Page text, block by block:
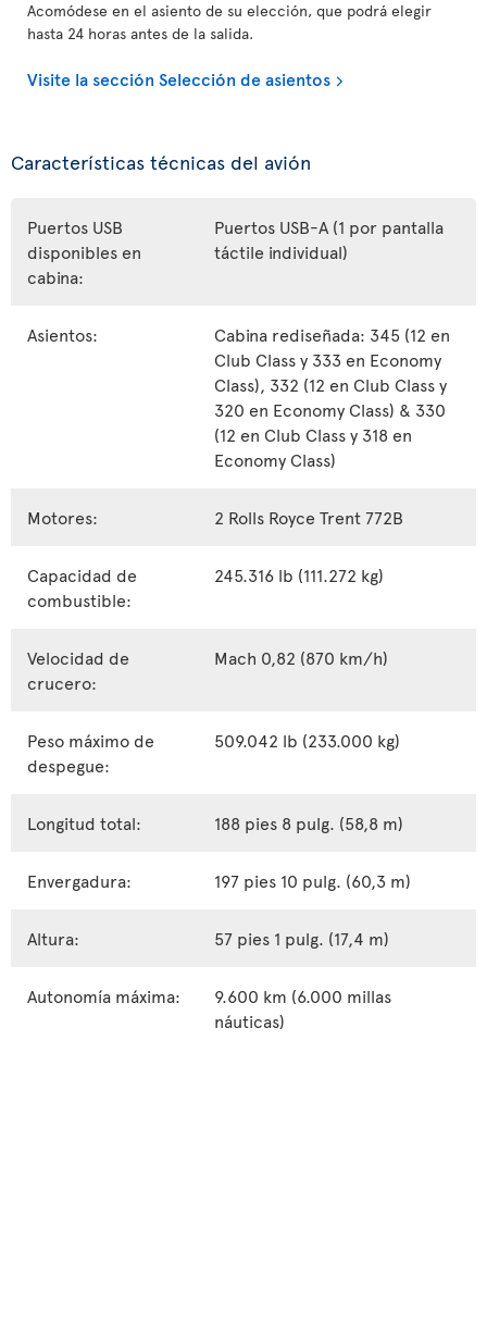
Acomódese en el asiento de su elección, que podrá elegir
hasta 24 horas antes de la salida.
Visite la sección Selección de asientos
Características técnicas del avión
Puertos USB
disponibles en
cabina:
Puertos USB-A (1 por pantalla
táctile individual)
Asientos:
Cabina rediseñada: 345 (12 en
Club Class y 333 en Economy
Class), 332 (12 en Club Class y
320 en Economy Class) & 330
(12 en Club Class y 318 en
Economy Class)
Motores: 2 Rolls Royce Trent 772B
Capacidad de
combustible:
245.316 lb (111.272 kg)
Velocidad de
crucero:
Mach 0,82 (870 km/h)
Peso máximo de
despegue:
509.042 lb (233.000 kg)
Longitud total: 188 pies 8 pulg. (58,8 m)
Envergadura: 197 pies 10 pulg. (60,3 m)
Altura: 57 pies 1 pulg. (17,4 m)
Autonomía máxima:
9.600 km (6.000 millas
náuticas)